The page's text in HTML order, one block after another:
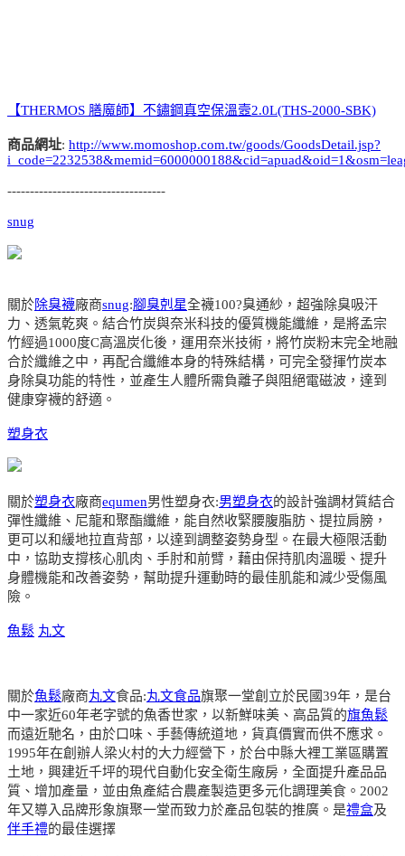
【THERMOS 膳魔師】不鏽鋼真空保溫壼2.0L(THS-2000-SBK)
商品網址: http://www.momoshop.com.tw/goods/GoodsDetail.jsp?
-----------------------------------
snug
關於除臭襪廠商snug:腳臭剋星全襪100?臭通紗，超強除臭吸汗
力、透氣乾爽。結合竹炭與奈米科技的優質機能纖維，是將孟宗
竹經過1000度C高溫炭化後，運用奈米技術，將竹炭粉末完全地融
合於纖維之中，再配合纖維本身的特殊結構，可完全發揮竹炭本
身除臭功能的特性，並產生人體所需負離子與阻絕電磁波，達到
健康穿襪的舒適。
塑身衣
關於塑身衣廠商equmen男性塑身衣:男塑身衣的設計強調材質結合
彈性纖維、尼龍和聚酯纖維，能自然收緊腰腹脂肪、提拉肩膀，
更可以和緩地拉直背部，以達到調整姿勢身型。在最大極限活動
中，協助支撐核心肌肉、手肘和前臂，藉由保持肌肉溫暖、提升
身體機能和改善姿勢，幫助提升運動時的最佳肌能和減少受傷風
險。
魚鬆 丸文
關於魚鬆廠商丸文食品:丸文食品旗聚一堂創立於民國39年，是台
中一家近60年老字號的魚香世家，以新鮮味美、高品質的旗魚鬆
而遠近馳名，由於口味、手藝傳統道地，貨真價實而供不應求。
1995年在創辦人梁火村的大力經營下，於台中縣大裡工業區購置
土地，興建近千坪的現代自動化安全衛生廠房，全面提升產品品
質、增加產量，並由魚產結合農產製造更多元化調理美食。2002
年又導入品牌形象旗聚一堂而致力於產品包裝的推廣。是禮盒及
伴手禮的最佳選擇